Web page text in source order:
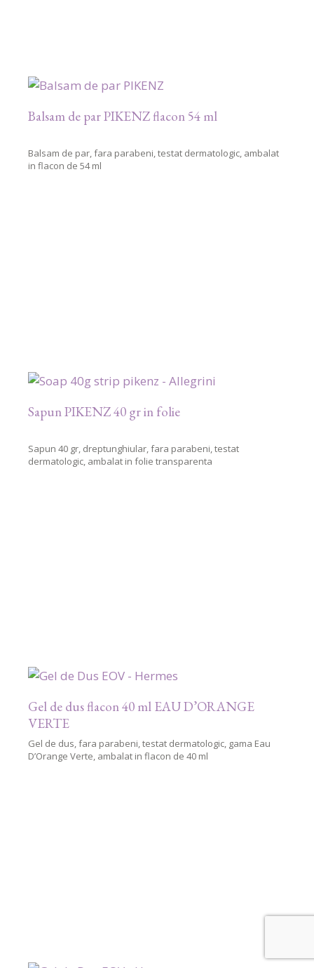
Balsam de par PIKENZ flacon 54 ml
Balsam de par, fara parabeni, testat dermatologic, ambalat
in flacon de 54 ml
Sapun PIKENZ 40 gr in folie
Sapun 40 gr, dreptunghiular, fara parabeni, testat
dermatologic, ambalat in folie transparenta
Gel de dus flacon 40 ml EAU D’ORANGE
VERTE
Gel de dus, fara parabeni, testat dermatologic, gama Eau
D’Orange Verte, ambalat in flacon de 40 ml